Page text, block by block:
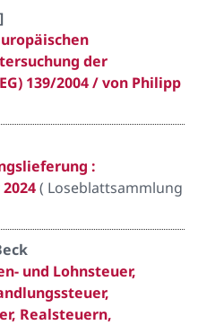
der
139/2004 / von Philipp
:
( Loseblattsammlung
und Lohnsteuer,
Realsteuern,